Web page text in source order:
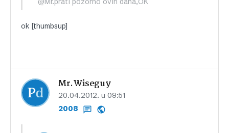
ok [thumbsup]
Mr.Wiseguy
20.04.2012. u 09:51
2008